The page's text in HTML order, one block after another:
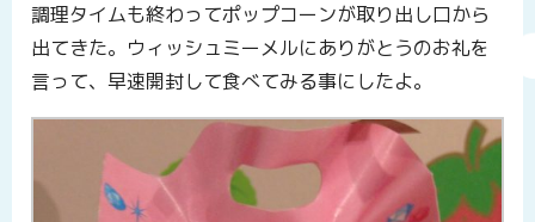
調理タイムも終わってポップコーンが取り出し口から
出てきた。ウィッシュミーメルにありがとうのお礼を
言って、早速開封して食べてみる事にしたよ。